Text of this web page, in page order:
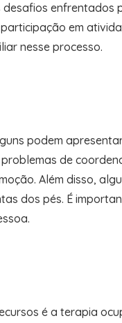
enfrentados
em
nesse processo.
podem
de
Além disso,
dos pés. É
é a terapia